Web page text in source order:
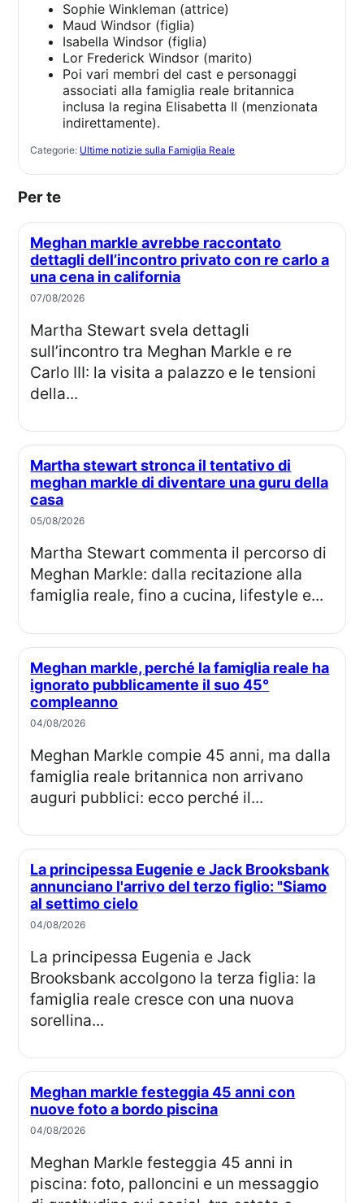
Sophie Winkleman (attrice)
Maud Windsor (figlia)
Isabella Windsor (figlia)
Lor Frederick Windsor (marito)
Poi vari membri del cast e personaggi
associati alla famiglia reale britannica
inclusa la regina Elisabetta II (menzionata
indirettamente).
Categorie: Ultime notizie sulla Famiglia Reale
Per te
Meghan markle avrebbe raccontato
dettagli dell’incontro privato con re carlo a
una cena in california
07/08/2026
Martha Stewart svela dettagli
sull’incontro tra Meghan Markle e re
Carlo III: la visita a palazzo e le tensioni
della...
Martha stewart stronca il tentativo di
meghan markle di diventare una guru della
casa
05/08/2026
Martha Stewart commenta il percorso di
Meghan Markle: dalla recitazione alla
famiglia reale, fino a cucina, lifestyle e...
Meghan markle, perché la famiglia reale ha
ignorato pubblicamente il suo 45°
compleanno
04/08/2026
Meghan Markle compie 45 anni, ma dalla
famiglia reale britannica non arrivano
auguri pubblici: ecco perché il...
La principessa Eugenie e Jack Brooksbank
annunciano l'arrivo del terzo figlio: "Siamo
al settimo cielo
04/08/2026
La principessa Eugenia e Jack
Brooksbank accolgono la terza figlia: la
famiglia reale cresce con una nuova
sorellina...
Meghan markle festeggia 45 anni con
nuove foto a bordo piscina
04/08/2026
Meghan Markle festeggia 45 anni in
piscina: foto, palloncini e un messaggio